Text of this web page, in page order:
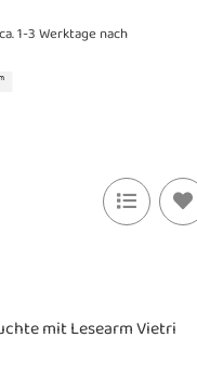
1-3 Werktage nach